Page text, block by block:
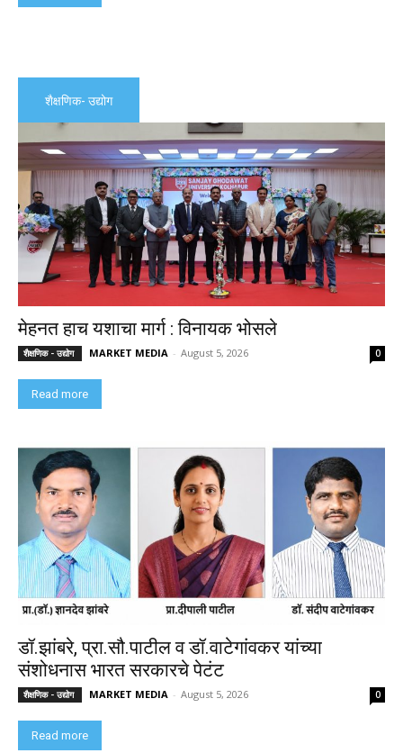
शैक्षणिक- उद्योग
मेहनत हाच यशाचा मार्ग : विनायक भोसले
शैक्षणिक - उद्योग MARKET MEDIA - August 5, 2026 0
Read more
डॉ.झांबरे, प्रा.सौ.पाटील व डॉ.वाटेगांवकर यांच्या
संशोधनास भारत सरकारचे पेटंट
शैक्षणिक - उद्योग MARKET MEDIA - August 5, 2026 0
Read more